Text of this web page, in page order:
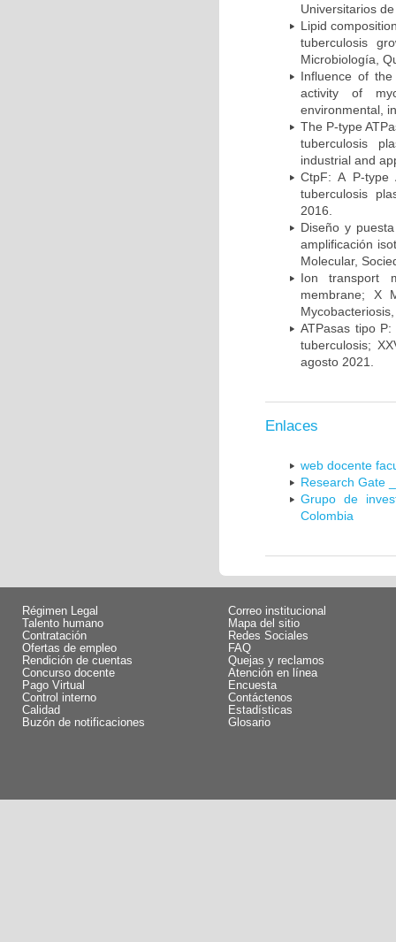
Universitarios
Lipid
tuberculosis
Microbiología,
Influence of the
activity of
environmental,
The P-type
tuberculosis
industrial and
CtpF: A P-type
tuberculosis
2016.
Diseño y
amplificación
Molecular,
Ion transport
membrane; X
ATPasas tipo
tuberculosis;
agosto 2021.
Enlaces
web docente
Research Gate
Grupo de
Colombia
Régimen Legal
Talento humano
Contratación
Ofertas de empleo
Rendición de cuentas
Concurso docente
Pago Virtual
Control interno
Calidad
Buzón de notificaciones
Correo institucional
Mapa del sitio
Redes Sociales
FAQ
Quejas y reclamos
Atención en línea
Encuesta
Contáctenos
Estadísticas
Glosario